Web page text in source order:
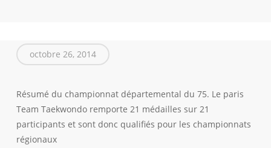
octobre 26, 2014
Résumé du championnat départemental du 75. Le paris
Team Taekwondo remporte 21 médailles sur 21
participants et sont donc qualifiés pour les championnats
régionaux